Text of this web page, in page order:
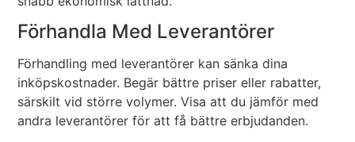
Förhandla Med Leverantörer
Förhandling med leverantörer kan sänka dina
inköpskostnader. Begär bättre priser eller rabatter,
särskilt vid större volymer. Visa att du jämför med
andra leverantörer för att få bättre erbjudanden.